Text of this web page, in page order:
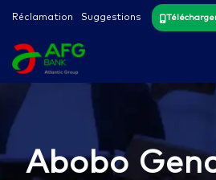
Réclamation Suggestions
Abobo